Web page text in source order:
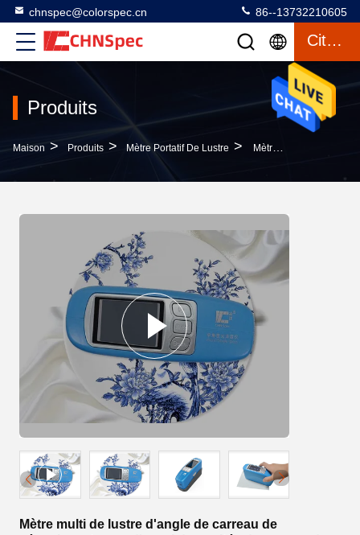
chnspec@colorspec.cn 86--13732210605
Citation
Produits
Maison > Produits > Mètre Portatif De Lustre > Mètre Multi De Lustre D'angle De Carreau De Céramique, Temps D'essai Des Unités De Mesure De Lustre 0.5s
Mètre multi de lustre d'angle de carreau de